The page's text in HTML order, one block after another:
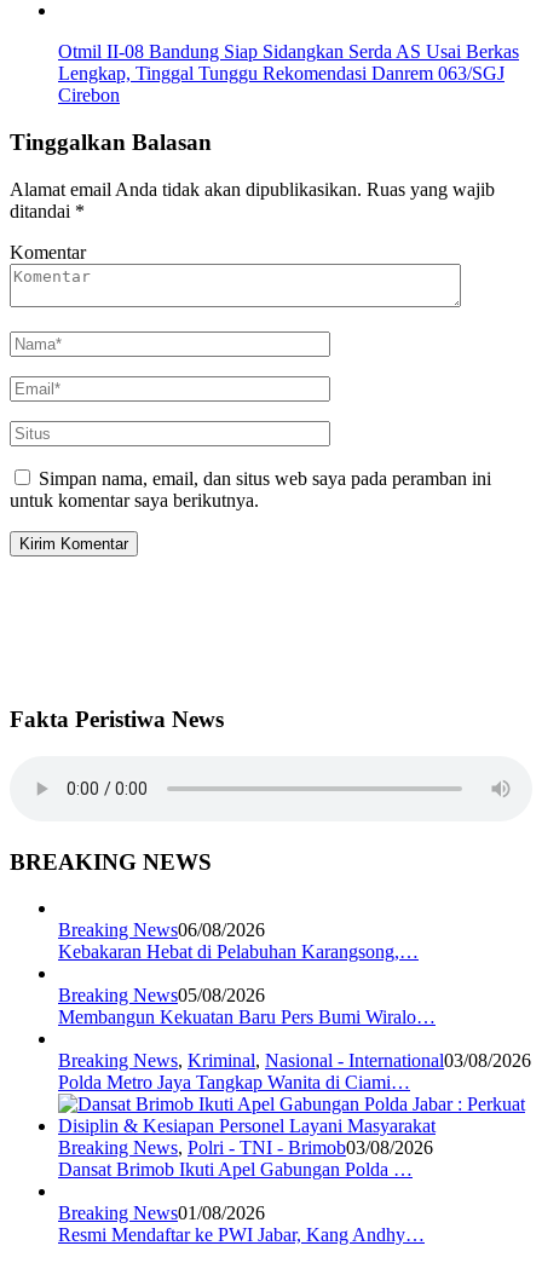
Otmil II-08 Bandung Siap Sidangkan Serda AS Usai Berkas
Lengkap, Tinggal Tunggu Rekomendasi Danrem 063/SGJ
Cirebon
Tinggalkan Balasan
Alamat email Anda tidak akan dipublikasikan. Ruas yang wajib
ditandai *
Komentar
Simpan nama, email, dan situs web saya pada peramban ini
untuk komentar saya berikutnya.
Fakta Peristiwa News
BREAKING NEWS
Breaking News06/08/2026
Kebakaran Hebat di Pelabuhan Karangsong,…
Breaking News05/08/2026
Membangun Kekuatan Baru Pers Bumi Wiralo…
Breaking News, Kriminal, Nasional - International03/08/2026
Polda Metro Jaya Tangkap Wanita di Ciami…
Breaking News, Polri - TNI - Brimob03/08/2026
Dansat Brimob Ikuti Apel Gabungan Polda …
Breaking News01/08/2026
Resmi Mendaftar ke PWI Jabar, Kang Andhy…